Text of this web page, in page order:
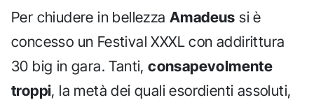
Per chiudere in bellezza Amadeus si è
concesso un Festival XXXL con addirittura
30 big in gara. Tanti,consapevolmente
troppi, la metà dei quali esordienti assoluti,